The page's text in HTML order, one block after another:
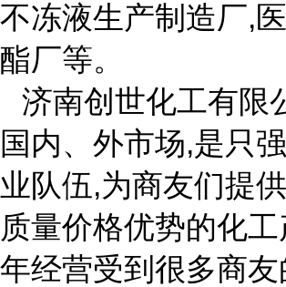
不冻液生产制造厂,
酯厂等。
济南创世化工有限
国内、外市场,是只
业队伍,为商友们提
质量价格优势的化
年经营受到很多商友